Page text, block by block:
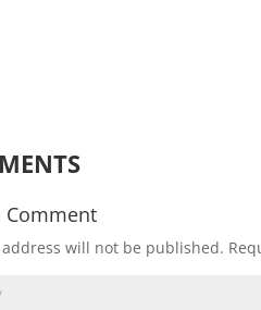
Comment
will not be published.